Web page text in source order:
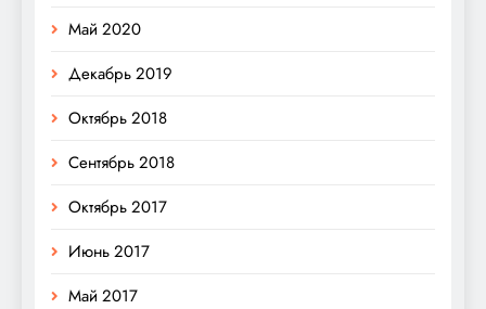
Май 2020
Декабрь 2019
Октябрь 2018
Сентябрь 2018
Октябрь 2017
Июнь 2017
Май 2017